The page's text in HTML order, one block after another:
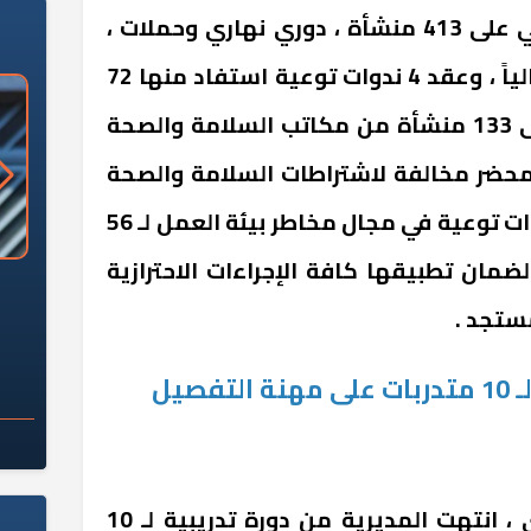
خلال مكاتب التفتيش العمالي على 413 منشأة ، دوري نهاري وحملات ،
أسفر عن تحرير 42 محضراً عمالياً ، وعقد 4 ندوات توعية استفاد منها 72
عامل، فضلاً عن التفتيش على 133 منشأة من مكاتب السلامة والصحة
، أسفر عن تحرير 48 محضر مخالفة لاشتراطات السلامة والصحة
المهنية ، فضلاً عن عقد 5 ندوات توعية في مجال مخاطر بيئة العمل لـ 56
150 منشأة لضمان تطبيقها كافة الإجراءات الاحترازية
.
الانتهاء من دورة تدريبية لـ 10 متدربات على مهنة التفصيل
أما في مجال التدريب المهني ، انتهت المديرية من دورة تدريبية لـ 10
«وزارة الآثار»: العُثور على 10 توابيت
"باكي"
سلامة الغذاء: 285 ألف طن صادرات